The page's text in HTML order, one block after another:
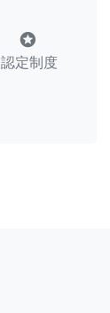
stars
認定制度